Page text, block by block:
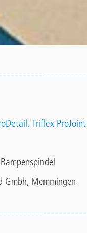
Triflex
Gmbh, Memmingen